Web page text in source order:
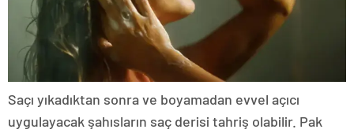
Saçı yıkadıktan sonra ve boyamadan evvel açıcı
uygulayacak şahısların saç derisi tahriş olabilir. Pak